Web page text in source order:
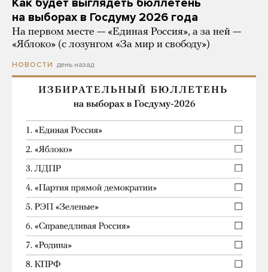
на выборах в Госдуму 2026 года
На первом месте — «Единая Россия», а за ней —
«Яблоко» (с лозунгом «За мир и свободу»)
НОВОСТИ день назад